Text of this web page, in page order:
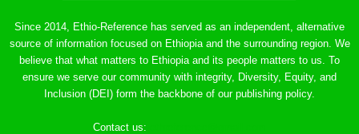
Since 2014, Ethio-Reference has served as an independent, alternative
source of information focused on Ethiopia and the surrounding region. We
believe that what matters to Ethiopia and its people matters to us. To
ensure we serve our community with integrity, Diversity, Equity, and
Inclusion (DEI) form the backbone of our publishing policy.
Contact us: